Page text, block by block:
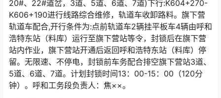
20#、22#道岔，3道、5道、6道、7道)下行:K604+270-
K606+190进行线路综合维修，轨道车收卸路料。旗下营
轨道车配合,开行条件为:点前轨道车2辆挂平板车4辆由呼和
浩特东站（料库）运行至旗下营站等令，封锁后在旗下营
站内作业，旗下营站开通后返回呼和浩特东站（料库）停
留。无限速、不停电，封锁前车务配合排空旗下营站3道、
5道、6道、7道。计划封锁时间13：00-15：00（120分
钟）。呼和工务段负责人：焦××。󠅅󠅃󠄵󠅂󠄪󠇖󠆨󠆨󠇕󠆞󠆒󠅬󠇘󠆭󠆘󠇙󠆝󠅵󠇗󠆭󠆁󠄐󠇗󠅹󠅸󠇖󠆍󠅳󠇖󠅹󠅰󠇖󠆌󠅹